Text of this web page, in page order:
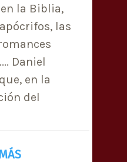
la Biblia,
las
Daniel
en la
del